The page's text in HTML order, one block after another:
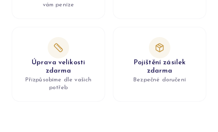
vám peníze
Úprava velikosti
zdarma
Přizpůsobíme dle vašich
potřeb
Pojištění zásilek
zdarma
Bezpečné doručení